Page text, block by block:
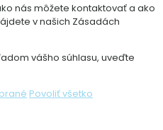
nás môžete kontaktovať a ako
v našich Zásadách
vášho súhlasu, uveďte
Povoliť všetko